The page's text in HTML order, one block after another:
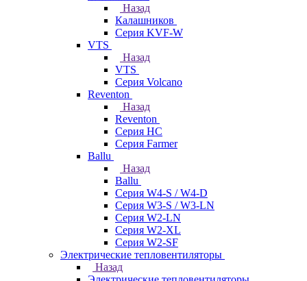
Назад
Калашников
Серия KVF-W
VTS
Назад
VTS
Серия Volcano
Reventon
Назад
Reventon
Серия HC
Серия Farmer
Ballu
Назад
Ballu
Серия W4-S / W4-D
Серия W3-S / W3-LN
Серия W2-LN
Серия W2-XL
Серия W2-SF
Электрические тепловентиляторы
Назад